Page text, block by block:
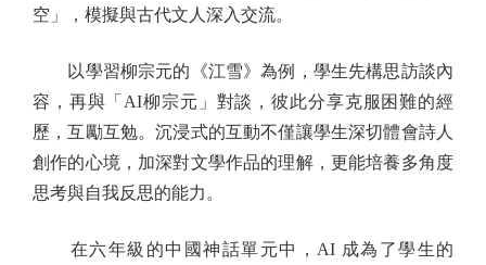
空」，模擬與古代文人深入交流。
以學習柳宗元的《江雪》為例，學生先構思訪談內
容，再與「AI柳宗元」對談，彼此分享克服困難的經
歷，互勵互勉。沉浸式的互動不僅讓學生深切體會詩人
創作的心境，加深對文學作品的理解，更能培養多角度
思考與自我反思的能力。
在六年級的中國神話單元中，AI 成為了學生的